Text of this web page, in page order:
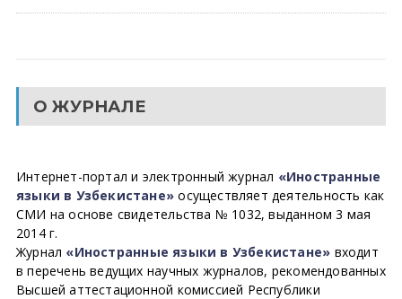
О ЖУРНАЛЕ
Интернет-портал и электронный журнал «Иностранные
языки в Узбекистане» осуществляет деятельность как
СМИ на основе свидетельства № 1032, выданном 3 мая
2014 г.
Журнал «Иностранные языки в Узбекистане» входит
в перечень ведущих научных журналов, рекомендованных
Высшей аттестационной комиссией Республики